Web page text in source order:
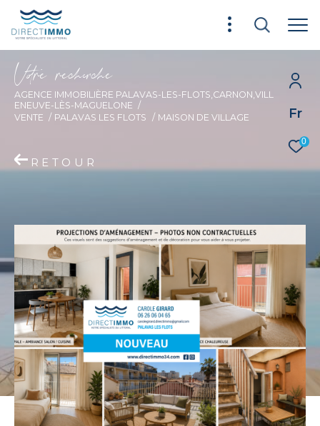
Fr
0
Vore recece
AGENCE IMMOBILIÈRE PALAVAS-LES-FLOTS,CARNON,VILL
ENEUVE-LÈS-MAGUELONE
VENTE
PALAVAS LES FLOTS MAISON DE VILLAGE
RETOUR